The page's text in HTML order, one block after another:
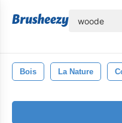
Bois La Nature